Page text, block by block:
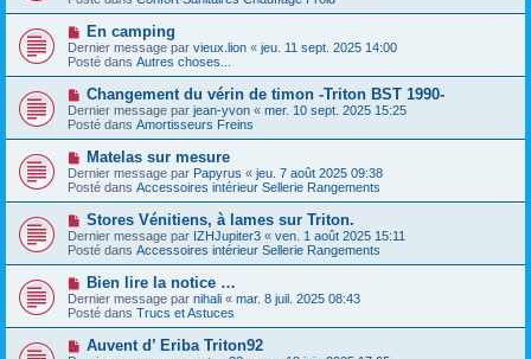
g
e
e
s
a
g
e
v
e
a
u
m
e
s
s
a
g
e
N
o
u
v
a
u
m
e
s
a
g
e
En camping
Dernier message par vieux.lion « jeu. 11 sept. 2025 14:00
Posté dans Autres choses...
N
o
u
v
e
a
u
m
e
s
s
a
g
e
Changement du vérin de timon -Triton BST 1990-
Dernier message par jean-yvon « mer. 10 sept. 2025 15:25
Posté dans Amortisseurs Freins
N
o
u
v
e
a
u
m
e
s
a
g
Matelas sur mesure
Dernier message par Papyrus « jeu. 7 août 2025 09:38
Posté dans Accessoires intérieur Sellerie Rangements
N
o
u
v
e
a
u
m
e
s
Stores Vénitiens, à lames sur Triton.
Dernier message par IZHJupiter3 « ven. 1 août 2025 15:11
Posté dans Accessoires intérieur Sellerie Rangements
N
o
u
v
a
Bien lire la notice …
Dernier message par nihali « mar. 8 juil. 2025 08:43
Posté dans Trucs et Astuces
N
o
Auvent d’ Eriba Triton92